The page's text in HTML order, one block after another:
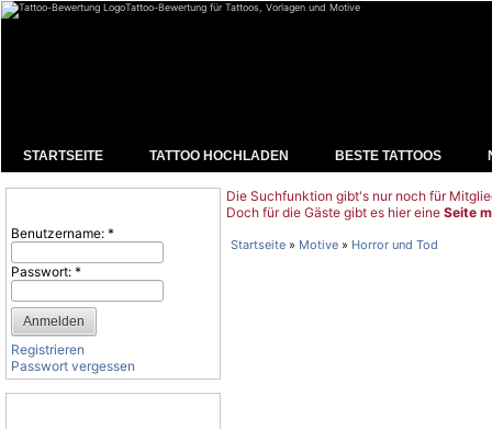
Tattoo-Bewertung für Tattoos, Vorlagen und Motive
STARTSEITE TATTOO HOCHLADEN BESTE TATTOOS
Benutzername: *
Passwort: *
Registrieren
Passwort vergessen
Die Suchfunktion gibt's nur noch für
Doch für die Gäste gibt es hier eine Seite
Startseite » Motive » Horror und Tod